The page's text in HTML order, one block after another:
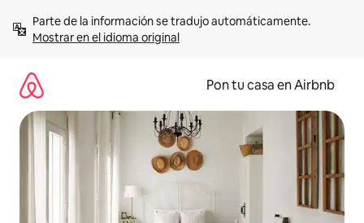
contenidoMostrar en el idioma original
Pon tu casa en Airbnb